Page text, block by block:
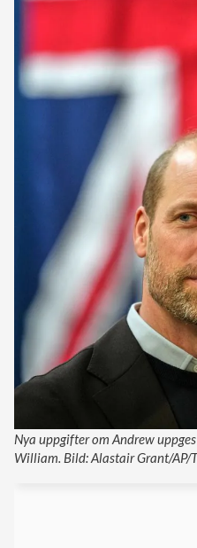
Nya uppgifter om Andrew
William. Bild: Alastair Grant/AP/